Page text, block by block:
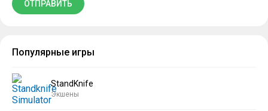
Популярные игры
StandKnife
Экшены